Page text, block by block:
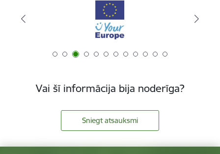
Vai šī informācija bija noderīga?
Sniegt atsauksmi